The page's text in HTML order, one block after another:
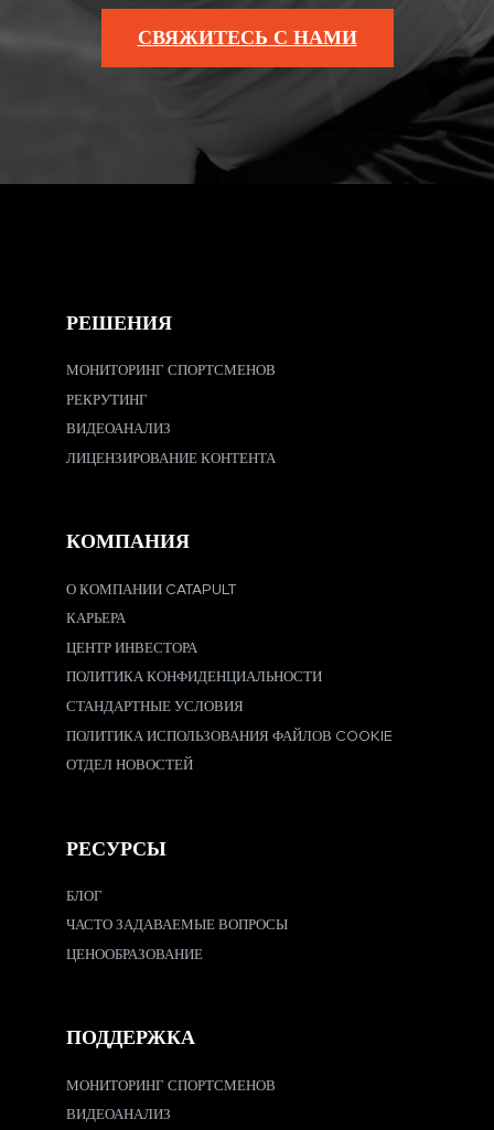
СВЯЖИТЕСЬ С НАМИ
РЕШЕНИЯ
МОНИТОРИНГ СПОРТСМЕНОВ
РЕКРУТИНГ
ВИДЕОАНАЛИЗ
ЛИЦЕНЗИРОВАНИЕ КОНТЕНТА
КОМПАНИЯ
О КОМПАНИИ CATAPULT
КАРЬЕРА
ЦЕНТР ИНВЕСТОРА
ПОЛИТИКА КОНФИДЕНЦИАЛЬНОСТИ
СТАНДАРТНЫЕ УСЛОВИЯ
ПОЛИТИКА ИСПОЛЬЗОВАНИЯ ФАЙЛОВ COOKIE
ОТДЕЛ НОВОСТЕЙ
РЕСУРСЫ
БЛОГ
ЧАСТО ЗАДАВАЕМЫЕ ВОПРОСЫ
ЦЕНООБРАЗОВАНИЕ
ПОДДЕРЖКА
МОНИТОРИНГ СПОРТСМЕНОВ
ВИДЕОАНАЛИЗ